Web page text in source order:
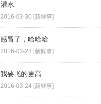
灌水
2016-03-30 [新鲜事]
感冒了，哈哈哈
2016-03-28 [新鲜事]
我要飞的更高
2016-03-24 [新鲜事]